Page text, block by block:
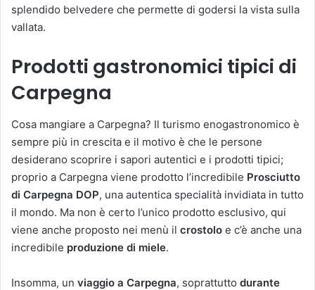
splendido belvedere che permette di godersi la vista sulla
vallata.
Prodotti gastronomici tipici di
Carpegna
Cosa mangiare a Carpegna? Il turismo enogastronomico è
sempre più in crescita e il motivo è che le persone
desiderano scoprire i sapori autentici e i prodotti tipici;
proprio a Carpegna viene prodotto l’incredibile Prosciutto
di Carpegna DOP, una autentica specialità invidiata in tutto
il mondo. Ma non è certo l’unico prodotto esclusivo, qui
viene anche proposto nei menù il crostolo e c’è anche una
incredibile produzione di miele.
Insomma, un viaggio a Carpegna, soprattutto durante